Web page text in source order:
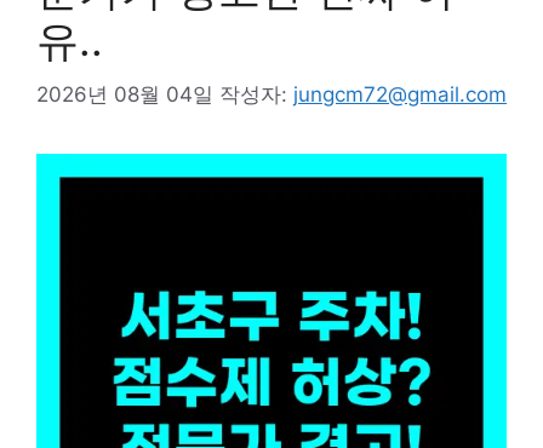
유..
2026년 08월 04일 작성자: jungcm72@gmail.com